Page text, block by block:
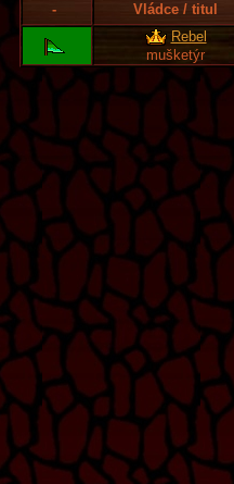
- Vládce / titul
Rebel
mušketýr